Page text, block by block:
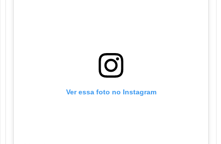
Ver essa foto no Instagram